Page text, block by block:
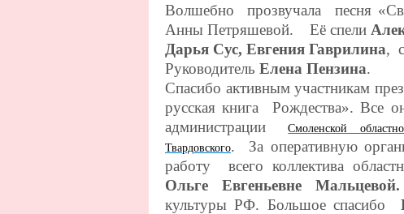
Волшебно прозвучала песня
Анны Петряшевой. Её спели
Дарья Сус, Евгения Гаврилина,
Руководитель Елена Пензина.
Спасибо активным участникам
русская книга Рождества». Все
администрацииСмоленской
Твардовского. За оперативную
работу всего коллектива
Ольге Евгеньевне Мальцевой.
культуры РФ. Большое спасибо